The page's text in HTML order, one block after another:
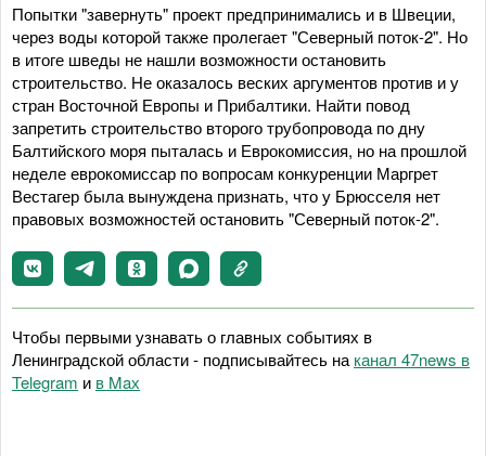
Попытки "завернуть" проект предпринимались и в Швеции,
через воды которой также пролегает "Северный поток-2". Но
в итоге шведы не нашли возможности остановить
строительство. Не оказалось веских аргументов против и у
стран Восточной Европы и Прибалтики. Найти повод
запретить строительство второго трубопровода по дну
Балтийского моря пыталась и Еврокомиссия, но на прошлой
неделе еврокомиссар по вопросам конкуренции Маргрет
Вестагер была вынуждена признать, что у Брюсселя нет
правовых возможностей остановить "Северный поток-2".
Чтобы первыми узнавать о главных событиях в
Ленинградской области - подписывайтесь на канал 47news в
Telegram и в Maх